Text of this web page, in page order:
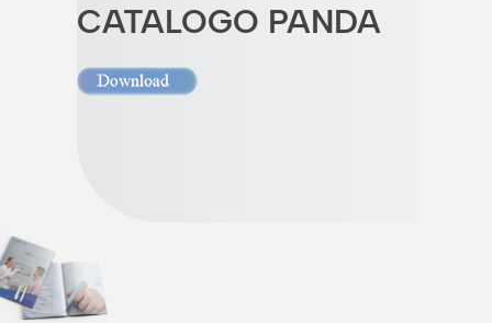
CATALOGO PANDA